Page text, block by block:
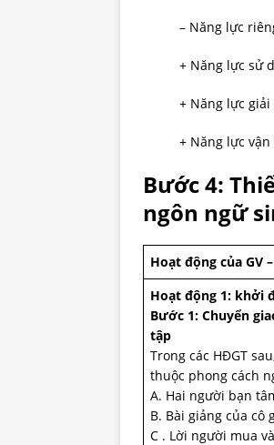
– Năng lực
+ Năng lực sử
+ Năng lực giải
+ Năng lực vận
Bước 4:
ngôn ngữ
Hoạt động của GV
Hoạt động 1: khởi
Bước 1: Chuyển
tập
Trong các HĐGT
thuộc phong cách
A. Hai người bạn
B. Bài giảng của cô
C . Lời người mua